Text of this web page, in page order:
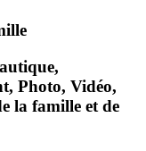
Photo, Vidéo,
la famille et de